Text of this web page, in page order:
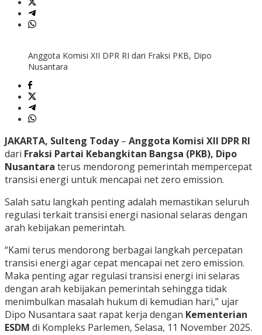
Anggota Komisi XII DPR RI dari Fraksi PKB, Dipo
Nusantara
JAKARTA, Sulteng Today– Anggota Komisi XII DPR RI
dari Fraksi Partai Kebangkitan Bangsa (PKB), Dipo
Nusantara terus mendorong pemerintah mempercepat
transisi energi untuk mencapai net zero emission.
Salah satu langkah penting adalah memastikan seluruh
regulasi terkait transisi energi nasional selaras dengan
arah kebijakan pemerintah.
“Kami terus mendorong berbagai langkah percepatan
transisi energi agar cepat mencapai net zero emission.
Maka penting agar regulasi transisi energi ini selaras
dengan arah kebijakan pemerintah sehingga tidak
menimbulkan masalah hukum di kemudian hari,” ujar
Dipo Nusantara saat rapat kerja dengan Kementerian
ESDM di Kompleks Parlemen, Selasa, 11 November 2025.